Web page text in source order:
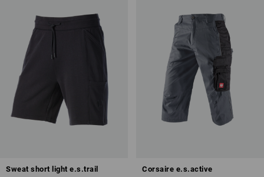
Sweat short light e.s.trail Corsaire e.s.active